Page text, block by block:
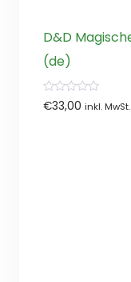
D&D
(de)
0
von
€33,00 inkl. MwSt.